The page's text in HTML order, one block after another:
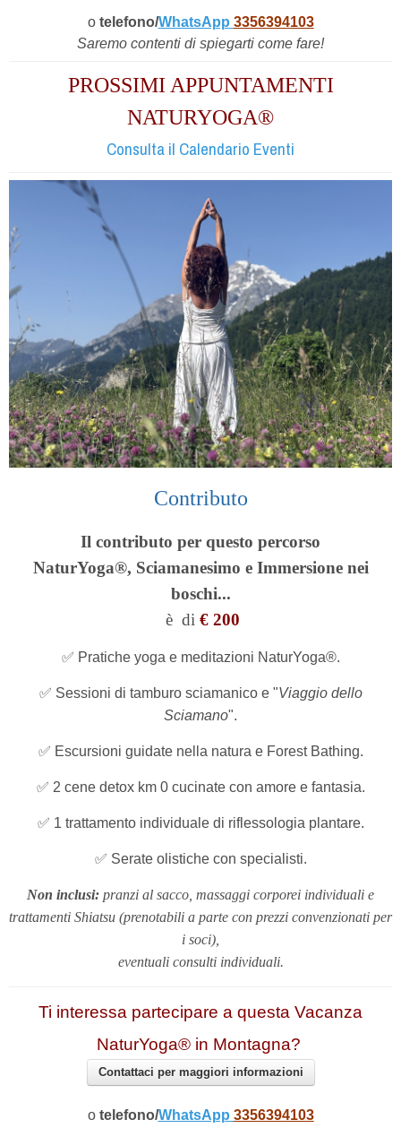
o telefono/WhatsApp 3356394103
Saremo contenti di spiegarti come fare!
PROSSIMI APPUNTAMENTI
NATURYOGA®
Consulta il Calendario Eventi
Contributo
Il contributo per questo percorso
NaturYoga®, Sciamanesimo e Immersione nei
boschi...
è di € 200
✅ Pratiche yoga e meditazioni NaturYoga®.
✅ Sessioni di tamburo sciamanico e "Viaggio dello
Sciamano".
✅ Escursioni guidate nella natura e Forest Bathing.
✅ 2 cene detox km 0 cucinate con amore e fantasia.
✅ 1 trattamento individuale di riflessologia plantare.
✅ Serate olistiche con specialisti.
Non inclusi: pranzi al sacco, massaggi corporei individuali e
trattamenti Shiatsu (prenotabili a parte con prezzi convenzionati per
i soci)
eventuali consulti individuali.
Ti interessa partecipare a questa Vacanza
NaturYoga® in Montagna?
Contattaci per maggiori informazioni
o telefono/WhatsApp 3356394103